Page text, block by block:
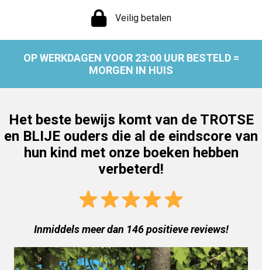
Veilig betalen
OP WERKDAGEN VOOR 23:00 UUR BESTELD =
MORGEN IN HUIS
Het beste bewijs komt van de TROTSE
en BLIJE ouders die al de eindscore van
hun kind met onze boeken hebben
verbeterd!
Inmiddels meer dan 146 positieve reviews!